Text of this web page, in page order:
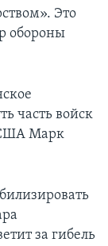
Это
обороны
часть войск
США Марк
за гибель